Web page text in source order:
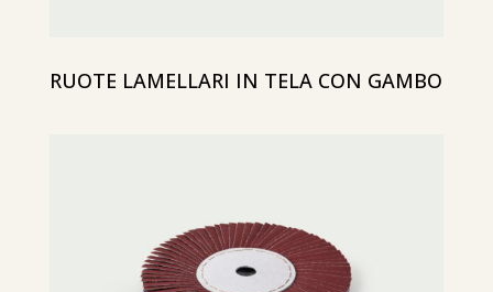
RUOTE LAMELLARI IN TELA CON GAMBO